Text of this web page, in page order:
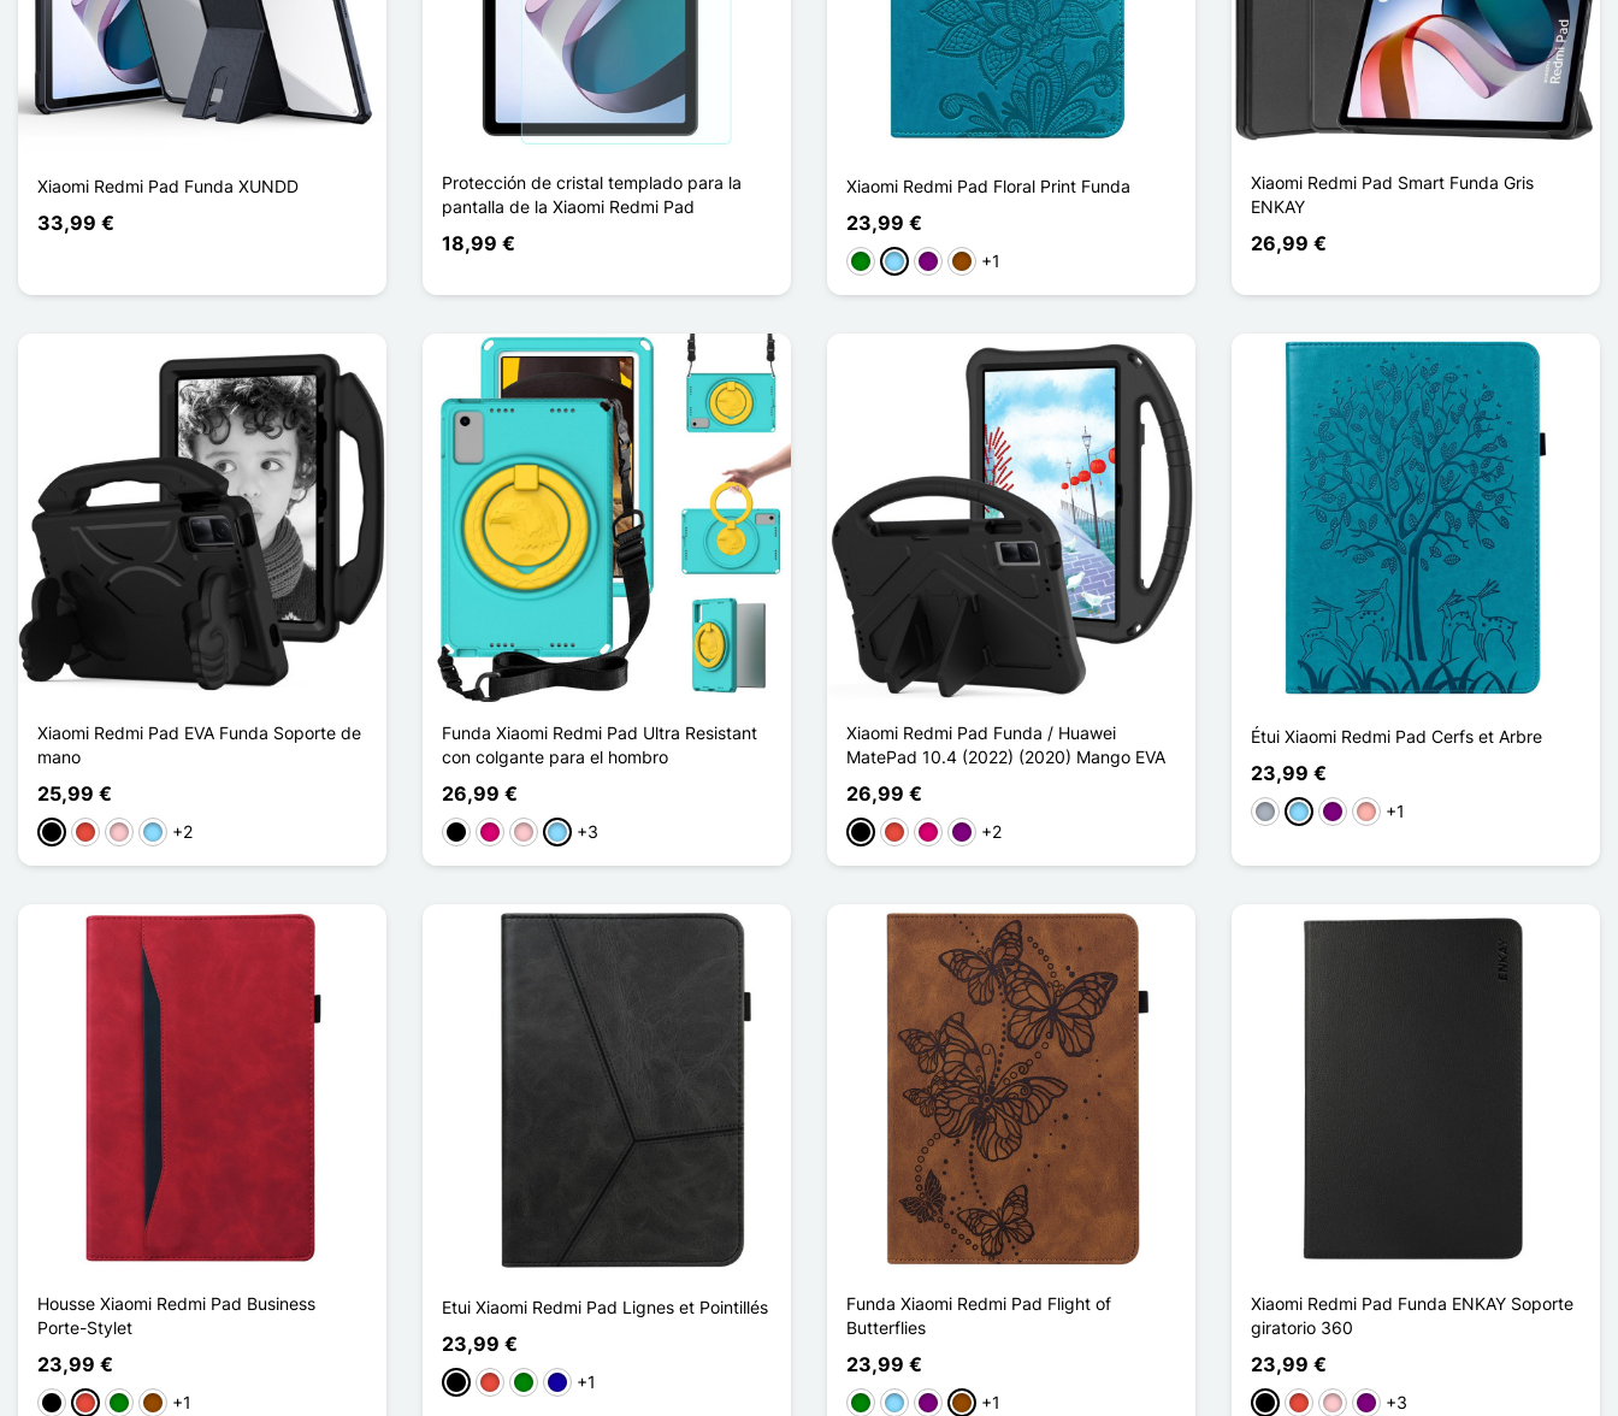
Xiaomi Redmi Pad Funda XUNDD
33,99 €
Protección de cristal templado para la
pantalla de la Xiaomi Redmi Pad
18,99 €
Xiaomi Redmi Pad Floral Print Funda
23,99 €
VerdeAzul claro
PúrpuraMarrón
+1
Xiaomi Redmi Pad Smart Funda Gris
ENKAY
26,99 €
Xiaomi Redmi Pad EVA Funda Soporte de
mano
25,99 €
NegroRojoRosaAzul claro
+2
Funda Xiaomi Redmi Pad Ultra Resistant
con colgante para el hombro
26,99 €
NegroMagenta
RosaAzul claro
+3
Xiaomi Redmi Pad Funda / Huawei
MatePad 10.4 (2022) (2020) Mango EVA
26,99 €
NegroRojoMagenta
Púrpura
+2
Étui Xiaomi Redmi Pad Cerfs et Arbre
23,99 €
Gris Azul claro
PúrpuraOro rosa
+1
Housse Xiaomi Redmi Pad Business
Porte-Stylet
23,99 €
NegroRojoVerdeMarrón
+1
Etui Xiaomi Redmi Pad Lignes et Pointillés
23,99 €
NegroRojoVerdeAzul oscuro
+1
Funda Xiaomi Redmi Pad Flight of
Butterflies
23,99 €
VerdeAzul claro
PúrpuraMarrón
+1
Xiaomi Redmi Pad Funda ENKAY Soporte
giratorio 360
23,99 €
NegroRojoRosaPúrpura
+3